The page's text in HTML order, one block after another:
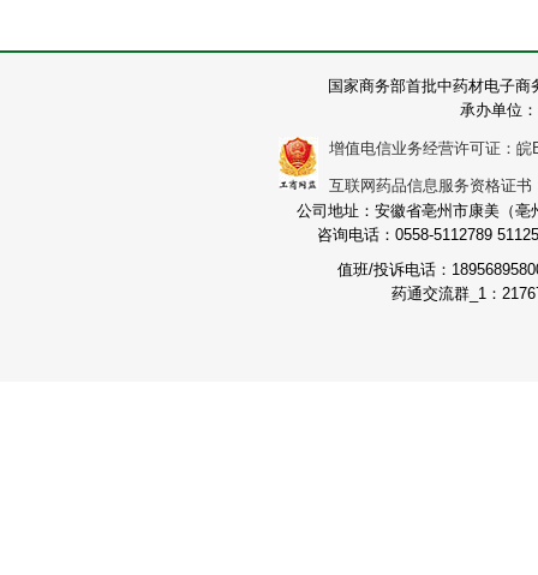
国家商务部首批中药材电子
承办单位
增值电信业务经营许可证：皖
互联网药品信息服务资格证
公司地址：安徽省亳州市康美（
咨询电话：0558-5112789
值班/投诉电话：
药通交流群_1：